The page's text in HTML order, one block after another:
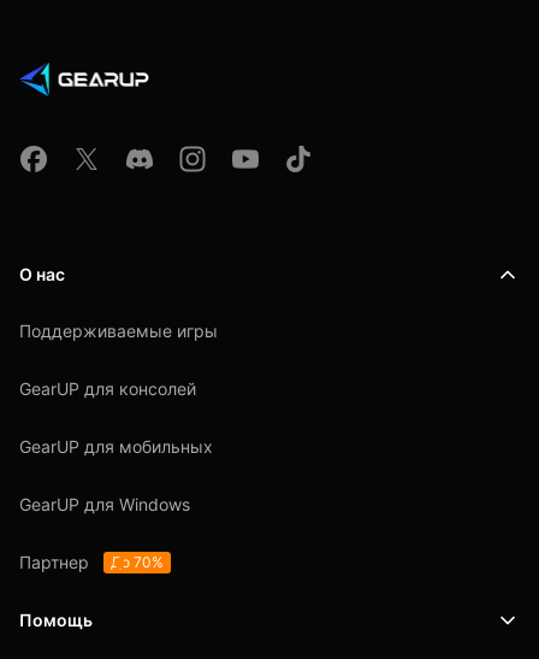
О нас
Поддерживаемые игры
GearUP для консолей
GearUP для мобильных
GearUP для Windows
Партнер До 70%
Помощь